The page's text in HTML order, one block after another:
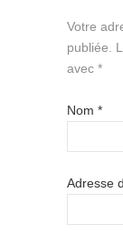
Votre
publiée.
avec *
Nom *
Adresse